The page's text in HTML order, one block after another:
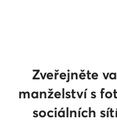
Zveřejněte
manželství s
sociálních